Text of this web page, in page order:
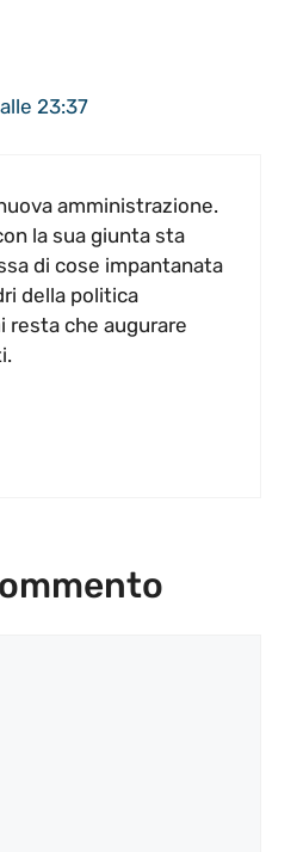
23:37
amministrazione.
la sua giunta sta
di cose impantanata
della politica
resta che augurare